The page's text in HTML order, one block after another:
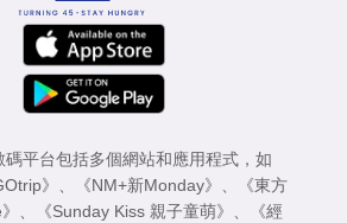
碼平台包括多個網站和應用程式，如
》 、 《NM+新Monday》 、
《東方
、 《Sunday Kiss 親子童萌》 、
《經